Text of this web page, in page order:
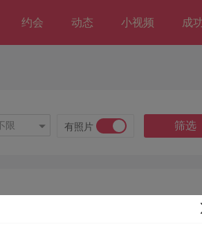
约会 动态 小视频 成
限 有照片 筛选